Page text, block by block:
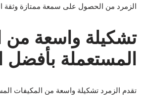
الزمرد من الحصول على سمعة ممتازة وثقة
تشكيلة واسعة من
المستعملة بأفضل
تقدم الزمرد تشكيلة واسعة من المكيفات